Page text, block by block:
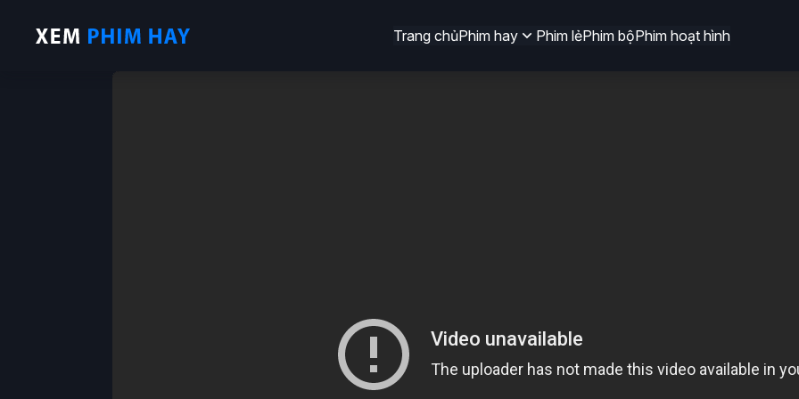
Trang chủPhim hay Phim lẻPhim bộPhim hoạt hình